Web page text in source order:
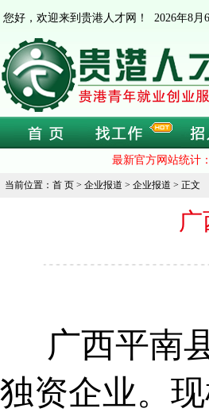
您好，欢迎来到贵港人才网！ 2026年8月
最新官方网站统计：
当前位置：首 页 > 企业报道 > 企业报道 > 正文
广西平南
独资企业。